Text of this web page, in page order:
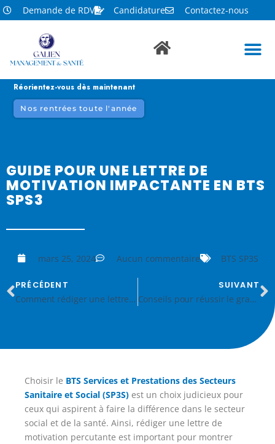
Demande de RDV Candidature Contactez-nous
Réorientez-vous dès maintenant
Nos rentrées toute l'année
GUIDE POUR UNE LETTRE DE
MOTIVATION IMPACTANTE EN BTS
SPS3
mars 25, 2024 Aucun commentaire BTS SP3S
PRÉCÉDENT
Comment rédiger une lettre de motivation convaincante pour un BTS Diététique?
SUIVANT
Conseils pour réussir le grand oral du bac
Choisir le BTS Services et Prestations des Secteurs
Sanitaire et Social (SP3S) est un choix judicieux pour
ceux qui aspirent à faire la différence dans le secteur
social et de la santé. Ainsi, rédiger une lettre de
motivation percutante est important pour montrer